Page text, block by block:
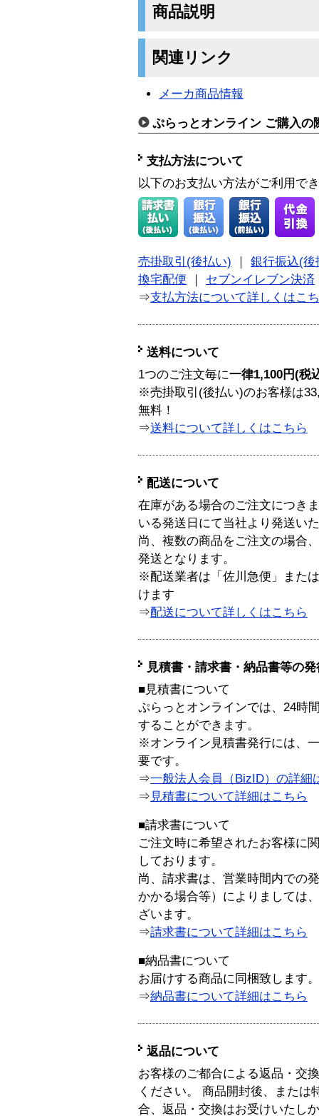
商品説明
関連リンク
メーカ商品情報
ぷらっとオンライン ご購入の
支払方法について
以下のお支払い方法がご利用で
売掛取引(後払い)
銀行振込(後
換宅配便
セブンイレブン決済
⇒支払方法について詳しくはこ
送料について
1つのご注文毎に一律1,100円(税
※売掛取引(後払い)のお客様は
無料！
⇒送料について詳しくはこちら
配送について
在庫がある場合のご注文につき
いる発送日にて当社より発送い
尚、複数の商品をご注文の場合
発送となります。
※配送業者は「佐川急便」また
けます
⇒配送について詳しくはこちら
見積書・請求書・納品書等の
■見積書について
ぷらっとオンラインでは、24時
することができます。
※オンライン見積書発行には、
要です。
⇒一般法人会員（BizID）の詳細
⇒ 見積書について詳細はこちら
■請求書について
ご注文時に希望されたお客様に
しております。
尚、請求書は、営業時間内での
かかる場合等）によりましては
ざいます。
⇒請求書について詳細はこちら
■納品書について
お届けする商品に同梱致します。
⇒納品書について詳細はこちら
返品について
お客様のご都合による返品・交
ください。 商品開封後、または
合、返品・交換はお受けいたし